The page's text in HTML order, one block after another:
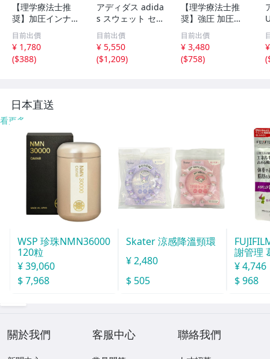
【理学療法士推
奨】加圧インナー
メンズ タンクト
ップ インナーシ
ャツ 2枚 インナ
ー 筋トレ インナ
ズ D216
目前出價
¥ 1,780
($388)
アディダス adida
s スウェット セ
ットアップ 上下
セット トラック
ジャケット パン
ツ コットン100%
目前出價
¥ 5,550
($1,209)
【理学療法士推
奨】強圧 加圧シ
ャツ 加圧インナ
ー メンズ レディ
ース 脂肪燃焼 イ
ンナーシャツ 2枚
目前出價
¥ 3,480
($758)
(
日本直送
看更多
WSP 珍珠NMN36000
120粒
¥ 39,060
$ 7,968
Skater 涼感降溫頸環
¥ 2,480
$ 505
謝管理
30日份
¥ 4,746
$ 968
關於我們 客服中心 聯絡我們